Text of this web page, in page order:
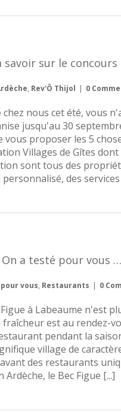
savoir sur le
, Rev'Ô Thijol | 0
nous cet été, vous
jusqu'au 30
proposer les 5
Villages de Gîtes
sont tous des
des
a testé pour vous
vous, Restaurants | 0
à Labeaume n'est
est au rendez-
pendant la
village de
des restaurants
le Bec Figue [...]